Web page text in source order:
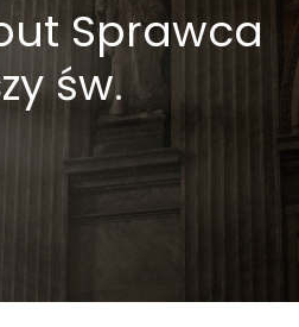
Sprawca
św.